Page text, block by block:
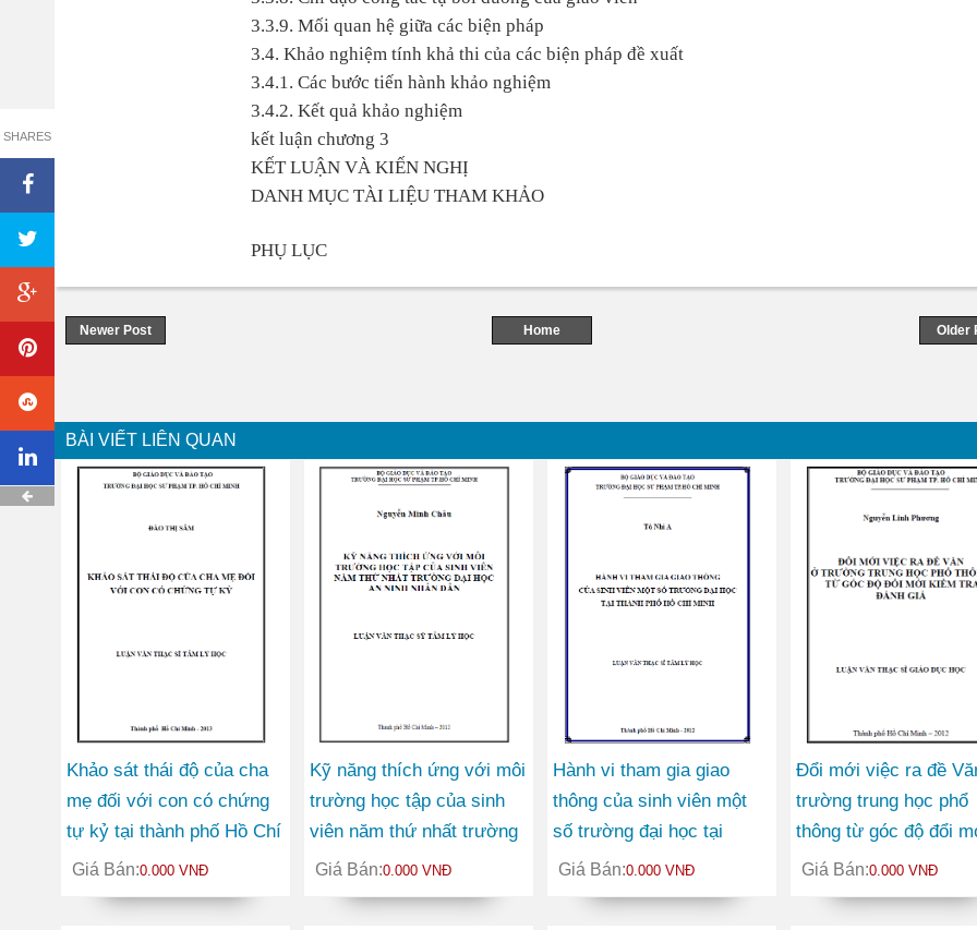
SHARES
3.3.9. Mối quan hệ giữa các biện pháp
3.4. Khảo nghiệm tính khả thi của các biện pháp đề xuất
3.4.1. Các bước tiến hành khảo nghiệm
3.4.2. Kết quả khảo nghiệm
kết luận chương 3
KẾT LUẬN VÀ KIẾN NGHỊ
DANH MỤC TÀI LIỆU THAM KHẢO
PHỤ LỤC
Newer Post Older
Home
BÀI VIẾT LIÊN QUAN
Khảo sát thái độ của cha
mẹ đối với con có chứng
tự kỷ tại thành phố Hồ Chí
Minh
Giá Bán:0.000 VNĐ
Kỹ năng thích ứng với môi
trường học tập của sinh
viên năm thứ nhất trường
Đại học An ninh nhân dân
Giá Bán:0.000 VNĐ
Hành vi tham gia giao
thông của sinh viên một
số trường đại học tại
thành phố Hồ Chí Minh
Giá Bán:0.000 VNĐ
Đổi mới việc ra đề
trường trung học phổ
thông từ góc độ đổi
kiểm tra đánh giá
Giá Bán:0.000 VNĐ